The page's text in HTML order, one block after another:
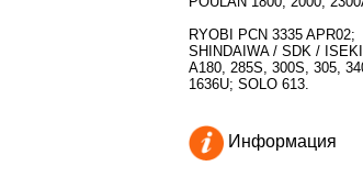
RYOBI PCN 3335 APR02;
SHINDAIWA / SDK / ISEKI
A180, 285S, 300S, 305,
1636U; SOLO 613.
Информация